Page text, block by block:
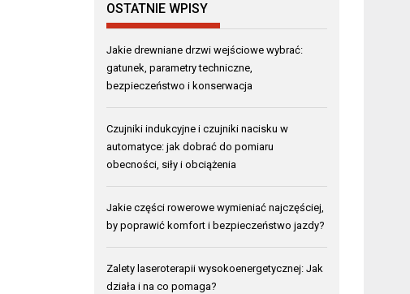
OSTATNIE WPISY
Jakie drewniane drzwi wejściowe wybrać:
gatunek, parametry techniczne,
bezpieczeństwo i konserwacja
Czujniki indukcyjne i czujniki nacisku w
automatyce: jak dobrać do pomiaru
obecności, siły i obciążenia
Jakie części rowerowe wymieniać najczęściej,
by poprawić komfort i bezpieczeństwo jazdy?
Zalety laseroterapii wysokoenergetycznej: Jak
działa i na co pomaga?